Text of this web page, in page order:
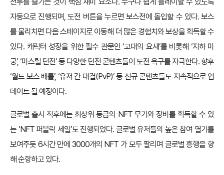
자동으로 진행되며, 도전 버튼을 누르면 보스전에 돌입할 수 있다. 보스
를 물리치면 다음 스테이지로 이동해 더 많은 경험치와 보상을 획득할 수
있다. 캐릭터 성장을 위한 필수 관문인 ‘고대의 요새’를 비롯해 ‘지하 미
궁’, ‘미스릴 던전’ 등 다양한 던전 콘텐츠들이 도전 욕구를 자극한다. 향후
‘월드 보스 배틀’, ‘유저 간 대결(PvP)’ 등 신규 콘텐츠들도 지속적으로 업
데이트 될 예정이다.
글로벌 출시 직후에는 최상위 등급의 NFT 무기와 장비를 획득할 수 있
는 ‘NFT 퍼블릭 세일’도 진행되었다. 글로벌 유저들의 높은 참여 열기를
보여주듯 6시간 만에 3000개의 NFT 가 모두 팔리며 글로벌 흥행을 향
해 순항하고 있다.